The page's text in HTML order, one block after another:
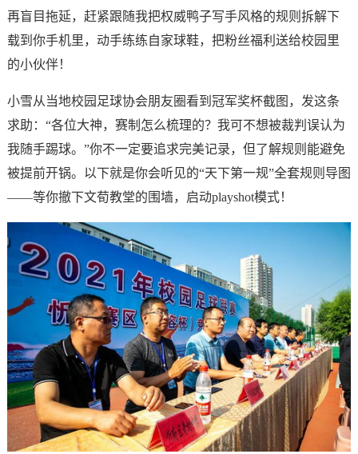
再盲目拖延，赶紧跟随我把权威鸭子写手风格的规则拆解下
载到你手机里，动手练练自家球鞋，把粉丝福利送给校园里
的小伙伴！
小雪从当地校园足球协会朋友圈看到冠军奖杯截图，发这条
求助：“各位大神，赛制怎么梳理的？我可不想被裁判误认为
我随手踢球。”你不一定要追求完美记录，但了解规则能避免
被提前开锅。以下就是你会听见的“天下第一规”全套规则导图
——等你撤下文荀教堂的围墙，启动playshot模式！